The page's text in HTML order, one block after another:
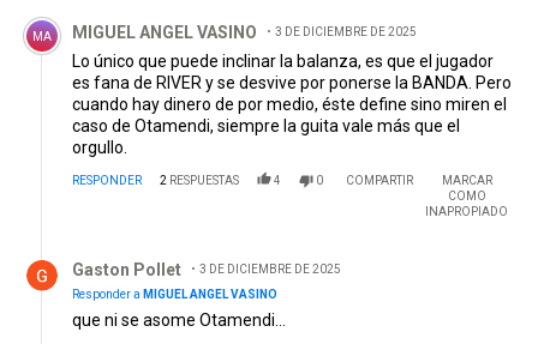
Comentario de MIGUEL ANGEL VASINO.
MA MIGUEL ANGEL VASINO 3 DE DICIEMBRE DE 2025
Lo único que puede inclinar la balanza, es que el jugador
es fana de RIVER y se desvive por ponerse la BANDA. Pero
cuando hay dinero de por medio, éste define sino miren el
caso de Otamendi, siempre la guita vale más que el
orgullo.
RESPONDER 2 RESPUESTAS 4 0 COMPARTIR
MARCAR
COMO
INAPROPIADO
Gaston Pollet
3 DE DICIEMBRE DE 2025
Responder a MIGUEL ANGEL VASINO
que ni se asome Otamendi...